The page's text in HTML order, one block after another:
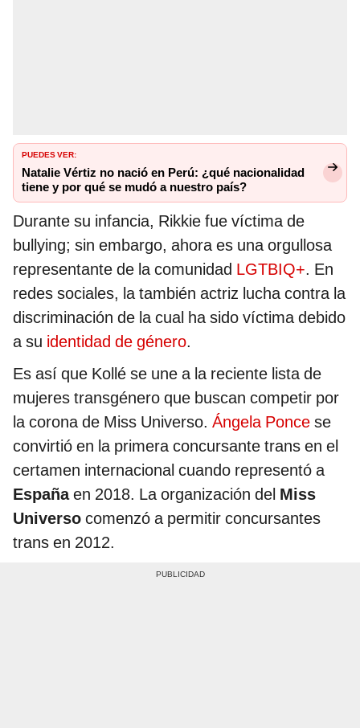
PUEDES VER:
Natalie Vértiz no nació en Perú: ¿qué nacionalidad
tiene y por qué se mudó a nuestro país?
Durante su infancia, Rikkie fue víctima de
bullying; sin embargo, ahora es una orgullosa
representante de la comunidad LGTBIQ+. En
redes sociales, la también actriz lucha contra la
discriminación de la cual ha sido víctima debido
a su identidad de género.
Es así que Kollé se une a la reciente lista de
mujeres transgénero que buscan competir por
la corona de Miss Universo. Ángela Ponce se
convirtió en la primera concursante trans en el
certamen internacional cuando representó a
Españaen 2018. La organización del Miss
Universo comenzó a permitir concursantes
trans en 2012.